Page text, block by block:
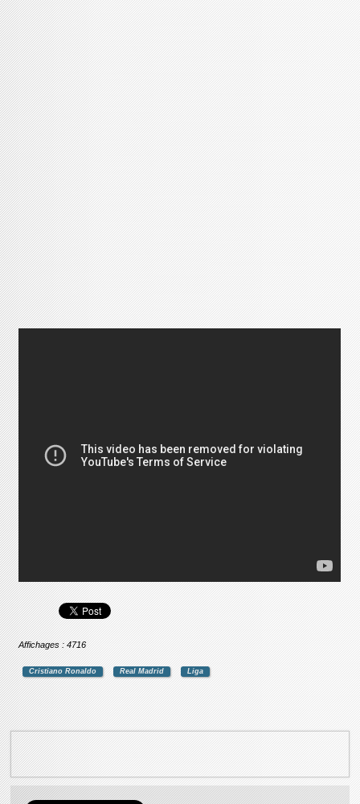
Affichages : 4716
Cristiano Ronaldo Real Madrid Liga